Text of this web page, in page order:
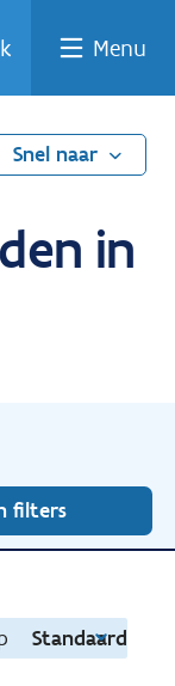
Menu
Snel naar
in
filters
Standaard